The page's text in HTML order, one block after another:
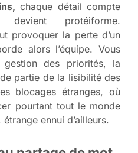
chaque détail compte
devient protéiforme.
provoquer la perte d’un
alors l’équipe. Vous
des priorités, la
partie de la lisibilité des
blocages étranges, où
pourtant tout le monde
ennui d’ailleurs.